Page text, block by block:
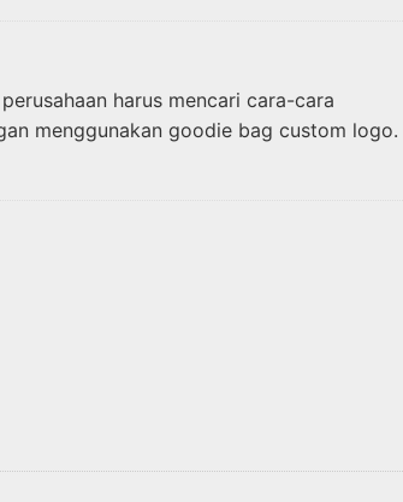
harus mencari cara-cara
menggunakan goodie bag custom logo.